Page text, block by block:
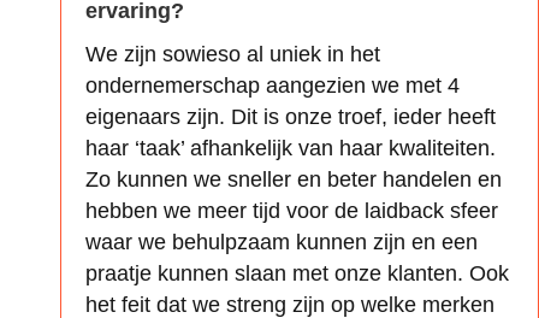
ervaring?
We zijn sowieso al uniek in het
ondernemerschap aangezien we met 4
eigenaars zijn. Dit is onze troef, ieder heeft
haar ‘taak’ afhankelijk van haar kwaliteiten.
Zo kunnen we sneller en beter handelen en
hebben we meer tijd voor de laidback sfeer
waar we behulpzaam kunnen zijn en een
praatje kunnen slaan met onze klanten. Ook
het feit dat we streng zijn op welke merken